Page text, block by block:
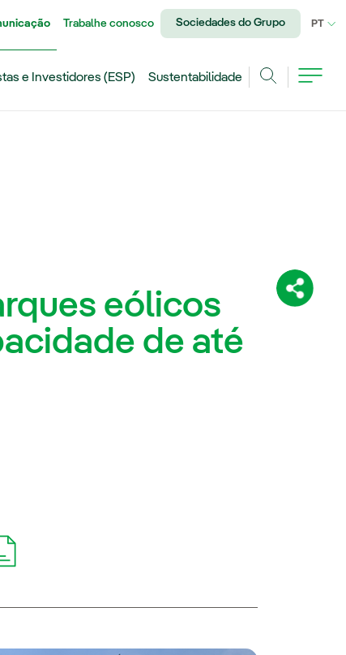
Trabalhe conosco Sociedades do Grupo PT
e Investidores (ESP)
Sustentabilidade
eólicos
de até